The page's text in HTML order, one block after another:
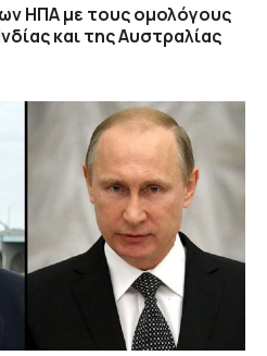
ΗΠΑ με τους ομολόγους
και της Αυστραλίας